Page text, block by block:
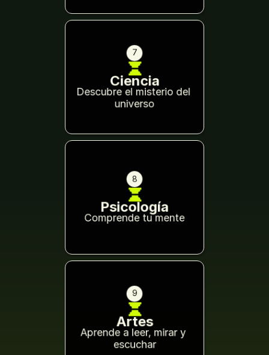
7
Ciencia
Descubre el misterio del
universo
8
Psicología
Comprende tu mente
9
Artes
Aprende a leer, mirar y
escuchar